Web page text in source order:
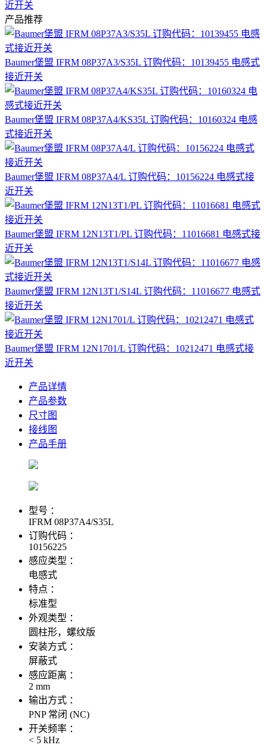
近开关
产品推荐
Baumer堡盟 IFRM 08P37A3/S35L 订购代码：10139455 电感式
接近开关
Baumer堡盟 IFRM 08P37A4/KS35L 订购代码：10160324 电感
式接近开关
Baumer堡盟 IFRM 08P37A4/L 订购代码：10156224 电感式接
近开关
Baumer堡盟 IFRM 12N13T1/PL 订购代码：11016681 电感式接
近开关
Baumer堡盟 IFRM 12N13T1/S14L 订购代码：11016677 电感式
接近开关
Baumer堡盟 IFRM 12N1701/L 订购代码：10212471 电感式接
近开关
产品详情
产品参数
尺寸图
接线图
产品手册
型号 ：
IFRM 08P37A4/S35L
订购代码 ：
10156225
感应类型 ：
电感式
特点 ：
标准型
外观类型 ：
圆柱形，螺纹版
安装方式 ：
屏蔽式
感应距离 ：
2 mm
输出方式 ：
PNP 常闭 (NC)
开关频率 ：
< 5 kHz